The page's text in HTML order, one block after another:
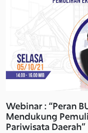
Webinar : “Peran
Mendukung
Pariwisata Daerah”